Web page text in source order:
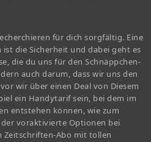
für dich sorgfältig. Eine
die Sicherheit und dabei geht es
die du uns für den Schnäppchen-
auch darum, dass wir uns den
wir über einen Deal von Diesem
ein Handytarif sein, bei dem im
entstehen können, wie zum
voraktivierte Optionen bei
Zeitschriften-Abo mit tollen